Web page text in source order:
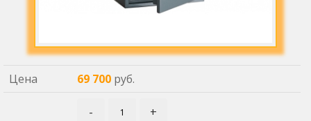
Цена 69 700 руб.
- +